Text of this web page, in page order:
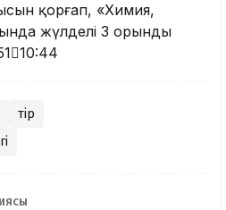
қорғап, «Химия,
жүлделі 3 орынды
Әтір